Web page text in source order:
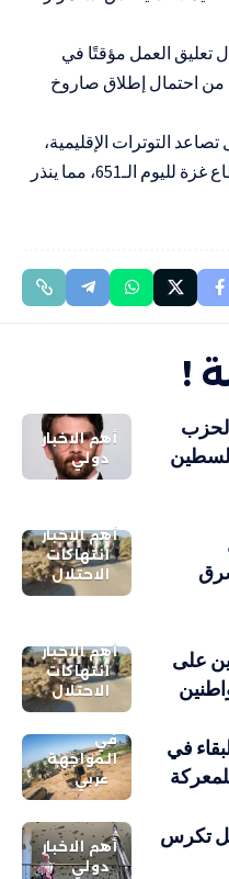
تعليق العمل مؤقتًا في
احتمال إطلاق صاروخ
التوترات الإقليمية،
وتزامنًا مع استمرار الحرب على قطاع غزة لليوم الـ651، مما ينذر
!
أهم الاخبار
دولي
أهم الاخبار
انتهاكات
الاحتلال
أهم الاخبار
انتهاكات
الاحتلال
على
في
المواجهة
عربي
في
أهم الاخبار
دولي
تكرس